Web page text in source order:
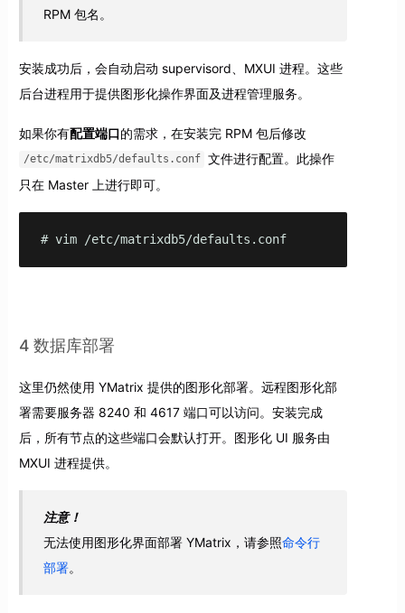
RPM 包名。
安装成功后，会自动启动 supervisord、MXUI 进程。这些
后台进程用于提供图形化操作界面及进程管理服务。
如果你有配置端口的需求，在安装完 RPM 包后修改
/etc/matrixdb5/defaults.conf
文件进行配置。此操作
只在 Master 上进行即可。
# vim /etc/matrixdb5/defaults.conf
4 数据库部署
这里仍然使用 YMatrix 提供的图形化部署。远程图形化部
署需要服务器 8240 和 4617 端口可以访问。安装完成
后，所有节点的这些端口会默认打开。图形化 UI 服务由
MXUI 进程提供。
注意！
无法使用图形化界面部署 YMatrix，请参照命令行
部署。